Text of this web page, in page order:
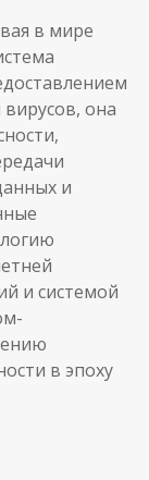
в мире
она
и
и системой
в эпоху